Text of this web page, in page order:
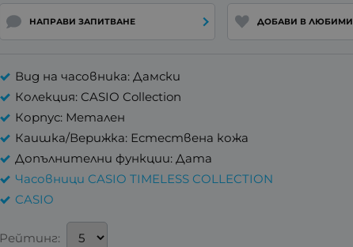
НАПРАВИ ЗАПИТВАНЕ ДОБАВИ В ЛЮБИМИ
Вид на часовника: Дамски
Колекция: CASIO Collection
Корпус: Метален
Каишка/Верижка: Естествена кожа
Допълнителни функции: Дата
Часовници CASIO TIMELESS COLLECTION
CASIO
Рейтинг: